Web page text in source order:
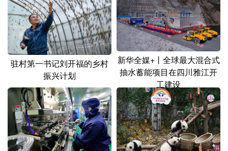
陕西 甘肃 青海 宁夏
新疆 内蒙古 黑龙江
多语种频道
English Español Français عربى
Русский язык 日本語 한국어
Deutsch Português
驻村第一书记刘开福的乡村
振兴计划
新华全媒+丨全球最大混合式
抽水蓄能项目在四川雅江开
工建设